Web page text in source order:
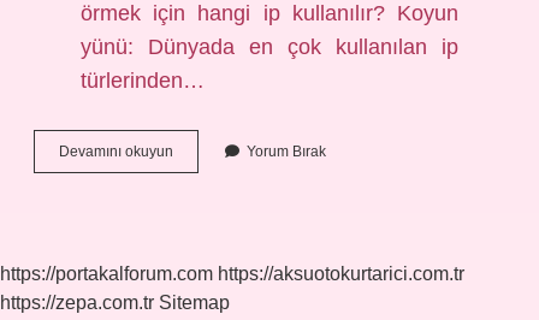
örmek için hangi ip kullanılır? Koyun
yünü: Dünyada en çok kullanılan ip
türlerinden…
Devamını okuyun
Için
Yorum Bırak
https://portakalforum.com https://aksuotokurtarici.com.tr
https://zepa.com.tr Sitemap